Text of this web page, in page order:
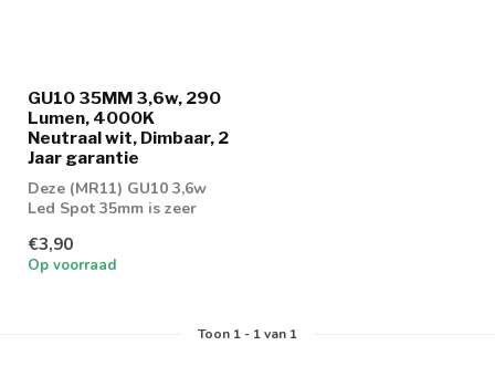
GU10 35MM 3,6w, 290
Lumen, 4000K
Neutraal wit, Dimbaar, 2
Jaar garantie
Deze (MR11) GU10 3,6w
Led Spot 35mm is zeer
dimbaar m...
€3,90
Op voorraad
Toon 1- 1van 1